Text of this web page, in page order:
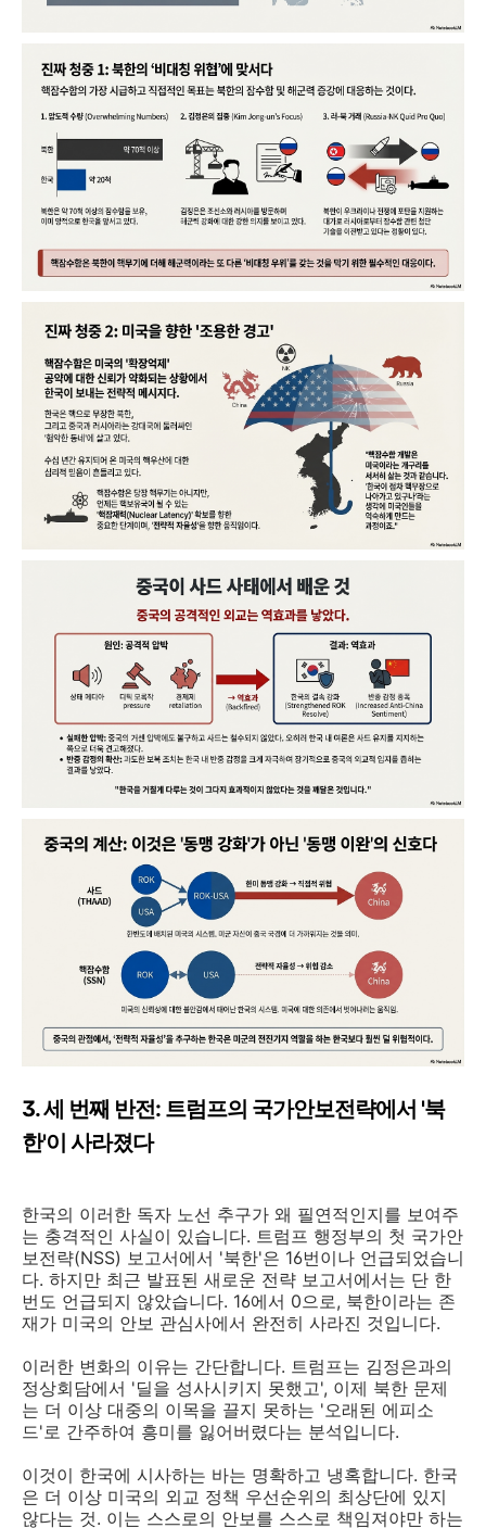
3. 세 번째 반전: 트럼프의 국가안보전략에서 '북
한'이 사라졌다
한국의 이러한 독자 노선 추구가 왜 필연적인지를 보여주
는 충격적인 사실이 있습니다. 트럼프 행정부의 첫 국가안
보전략(NSS) 보고서에서 '북한'은 16번이나 언급되었습니
다. 하지만 최근 발표된 새로운 전략 보고서에서는 단 한
번도 언급되지 않았습니다. 16에서 0으로, 북한이라는 존
재가 미국의 안보 관심사에서 완전히 사라진 것입니다.
이러한 변화의 이유는 간단합니다. 트럼프는 김정은과의
정상회담에서 '딜을 성사시키지 못했고', 이제 북한 문제
는 더 이상 대중의 이목을 끌지 못하는 '오래된 에피소
드'로 간주하여 흥미를 잃어버렸다는 분석입니다.
이것이 한국에 시사하는 바는 명확하고 냉혹합니다. 한국
은 더 이상 미국의 외교 정책 우선순위의 최상단에 있지
않다는 것. 이는 스스로의 안보를 스스로 책임져야만 하는